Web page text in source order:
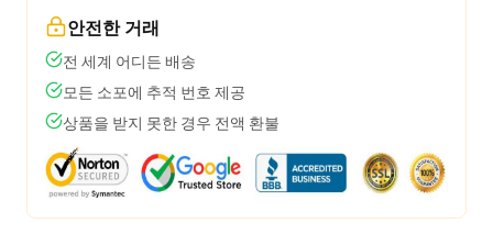
안전한 거래
전 세계 어디든 배송
모든 소포에 추적 번호 제공
상품을 받지 못한 경우 전액 환불